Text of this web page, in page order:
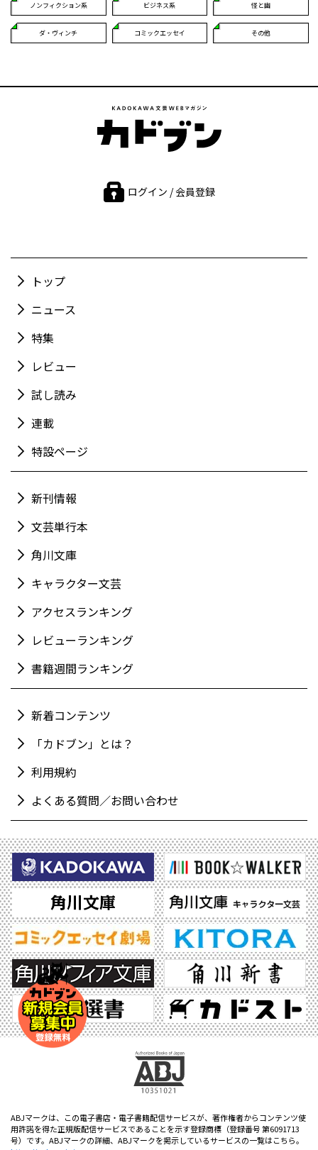
ノンフィクション系 ビジネス系 怪と幽
ダ・ヴィンチ コミックエッセイ その他
ログイン / 会員登録
トップ
ニュース
特集
レビュー
試し読み
連載
特設ページ
新刊情報
文芸単行本
角川文庫
キャラクター文芸
アクセスランキング
レビューランキング
書籍週間ランキング
新着コンテンツ
「カドブン」とは？
利用規約
よくある質問／お問い合わせ
ABJマークは、この電子書店・電子書籍配信サービスが、著作権者からコンテンツ使
用許諾を得た正規版配信サービスであることを示す登録商標（登録番号 第6091713
号）です。ABJマークの詳細、ABJマークを掲示しているサービスの一覧はこちら。